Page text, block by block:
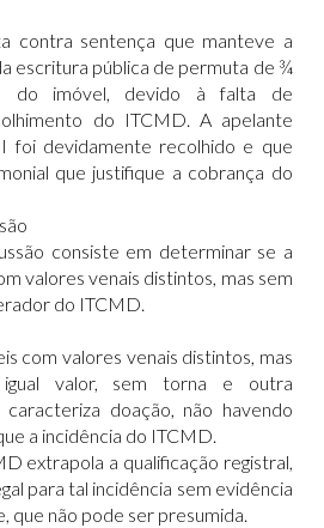
contra sentença que manteve a
escritura pública de permuta de ¾
do imóvel, devido à falta de
do ITCMD. A apelante
foi devidamente recolhido e que
que justifique a cobrança do
consiste em determinar se a
valores venais distintos, mas sem
do ITCMD.
com valores venais distintos, mas
igual valor, sem torna e outra
doação, não havendo
a incidência do ITCMD.
extrapola a qualificação registral,
para tal incidência sem evidência
que não pode ser presumida.